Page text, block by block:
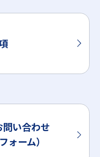
い合わせ
ォーム）